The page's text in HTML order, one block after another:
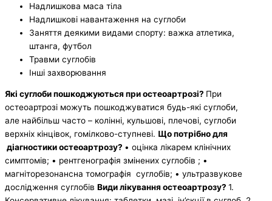
Надлишкова маса тіла
Надлишкові навантаження на суглоби
Заняття деякими видами спорту: важка атлетика,
штанга, футбол
Травми суглобів
Інші захворювання
Які суглоби пошкоджуються при остеоартрозі? При
остеоартрозі можуть пошкоджуватися будь-які суглоби,
але найбільш часто – колінні, кульшові, плечові, суглоби
верхніх кінцівок, гомілково-ступневі. Що потрібно для
діагностики остеоартрозу? • оцінка лікарем клінічних
симптомів; • рентгенографія змінених суглобів ; •
магніторезонансна томографія суглобів; • ультразвукове
дослідження суглобів Види лікуванняостеоартрозу? 1.